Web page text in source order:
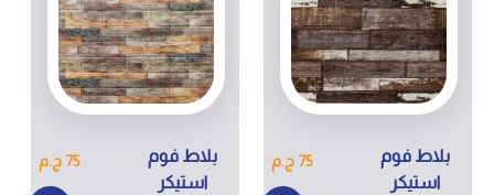
بلاط فوم
استيكر
75 ج.م
بلاط فوم
استيكر
75 ج.م